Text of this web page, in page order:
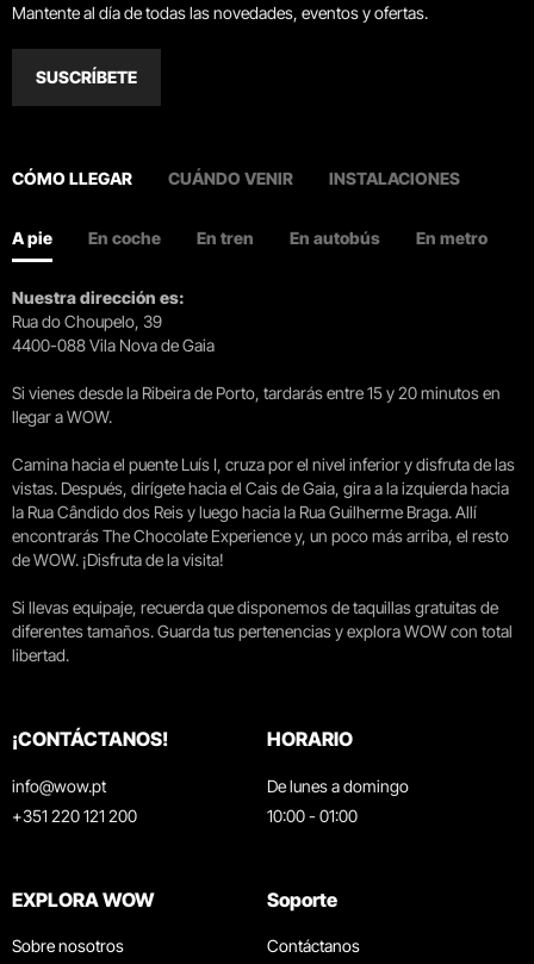
Mantente al día de todas las novedades, eventos y ofertas.
SUSCRÍBETE
CÓMO LLEGAR CUÁNDO VENIR INSTALACIONES
A pie En coche En tren En autobús En metro
Nuestra dirección es:
Rua do Choupelo, 39
4400-088 Vila Nova de Gaia
Si vienes desde la Ribeira de Porto, tardarás entre 15 y 20 minutos en
llegar a WOW.
Camina hacia el puente Luís I, cruza por el nivel inferior y disfruta de las
vistas. Después, dirígete hacia el Cais de Gaia, gira a la izquierda hacia
la Rua Cândido dos Reis y luego hacia la Rua Guilherme Braga. Allí
encontrarás The Chocolate Experience y, un poco más arriba, el resto
de WOW. ¡Disfruta de la visita!
Si llevas equipaje, recuerda que disponemos de taquillas gratuitas de
diferentes tamaños. Guarda tus pertenencias y explora WOW con total
libertad.
¡CONTÁCTANOS!
info@wow.pt
+351 220 121 200
HORARIO
De lunes a domingo
10:00 - 01:00
EXPLORA WOW
Sobre nosotros
Soporte
Contáctanos